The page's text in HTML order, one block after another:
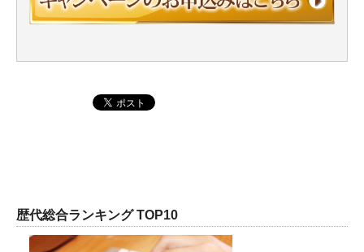
歴代総合ランキング TOP10